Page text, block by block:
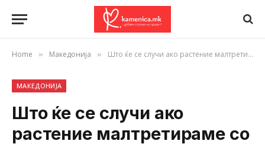
Home » Македонија » Што ќе се случи ако растение малтретираме со зборови во период од 30 дена?
МАКЕДОНИЈА
Што ќе се случи ако
растение малтретираме со